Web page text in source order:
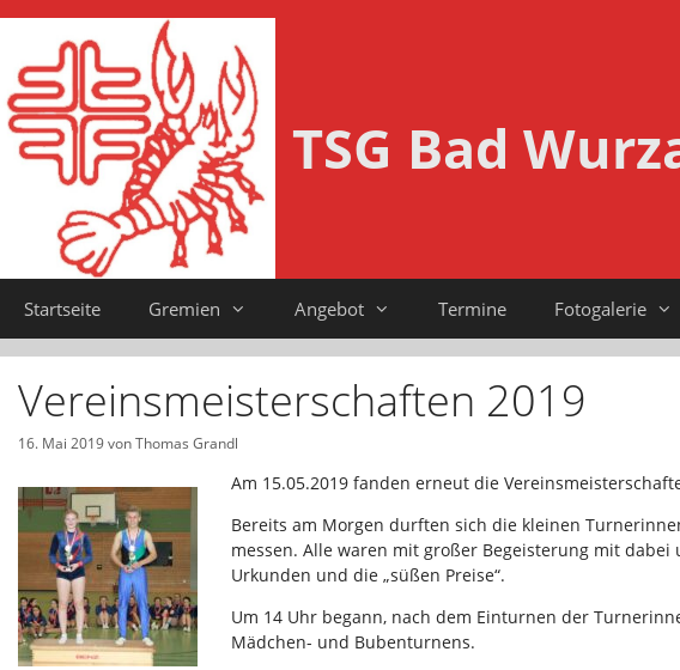
springen
TSG Bad
Startseite Gremien Angebot Termine Fotogalerie
Vereinsmeisterschaften 2019
16. Mai 2019vonThomas Grandl
Am 15.05.2019 fanden erneut die
Bereits am Morgen durften sich die kleinen
messen. Alle waren mit großer Begeisterung mit
Urkunden und die „süßen Preise“.
Um 14 Uhr begann, nach dem Einturnen der
Mädchen- und Bubenturnens.